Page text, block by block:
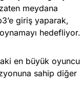
meydana
giriş yaparak,
hedefliyor.
en büyük oyuncu
sahip diğer